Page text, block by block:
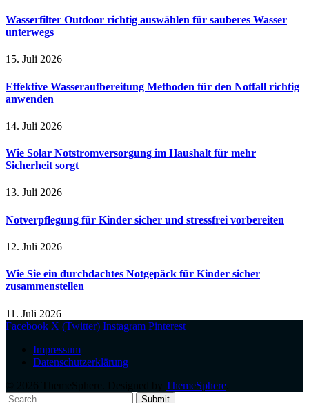
Wasserfilter Outdoor richtig auswählen für sauberes Wasser
unterwegs
15. Juli 2026
Effektive Wasseraufbereitung Methoden für den Notfall richtig
anwenden
14. Juli 2026
Wie Solar Notstromversorgung im Haushalt für mehr
Sicherheit sorgt
13. Juli 2026
Notverpflegung für Kinder sicher und stressfrei vorbereiten
12. Juli 2026
Wie Sie ein durchdachtes Notgepäck für Kinder sicher
zusammenstellen
11. Juli 2026
Facebook X (Twitter) Instagram Pinterest
Impressum
Datenschutzerklärung
ThemeSphere
Submit